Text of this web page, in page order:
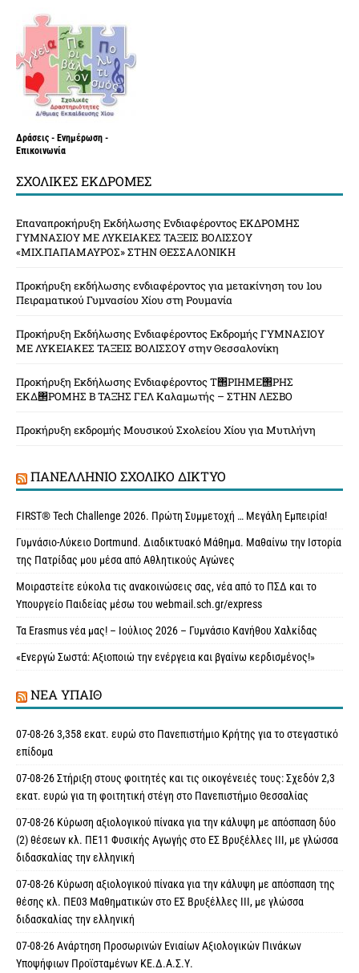
Δράσεις - Ενημέρωση -
Επικοινωνία
ΣΧΟΛΙΚΈΣ ΕΚΔΡΟΜΈΣ
Επαναπροκήρυξη Εκδήλωσης Ενδιαφέροντος ΕΚΔΡΟΜΗΣ
ΓΥΜΝΑΣΙΟΥ ΜΕ ΛΥΚΕΙΑΚΕΣ ΤΑΞΕΙΣ ΒΟΛΙΣΣΟΥ
«ΜΙΧ.ΠΑΠΑΜΑΥΡΟΣ» ΣΤΗΝ ΘΕΣΣΑΛΟΝΙΚΗ
Προκήρυξη εκδήλωσης ενδιαφέροντος για μετακίνηση του 1ου
Πειραματικού Γυμνασίου Χίου στη Ρουμανία
Προκήρυξη Εκδήλωσης Ενδιαφέροντος Εκδρομής ΓΥΜΝΑΣΙΟΥ
ΜΕ ΛΥΚΕΙΑΚΕΣ ΤΑΞΕΙΣ ΒΟΛΙΣΣΟΥ στην Θεσσαλονίκη
Προκήρυξη Εκδήλωσης Ενδιαφέροντος Τ΢ΡΙΗΜΕ΢ΡΗΣ
ΕΚΔ΢ΡΟΜΗΣ Β ΤΑΞΗΣ ΓΕΛ Καλαμωτής – ΣΤΗΝ ΛΕΣΒΟ
Προκήρυξη εκδρομής Μουσικού Σχολείου Χίου για Μυτιλήνη
ΠΑΝΕΛΛΉΝΙΟ ΣΧΟΛΙΚΌ ΔΊΚΤΥΟ
FIRST® Tech Challenge 2026. Πρώτη Συμμετοχή … Μεγάλη Εμπειρία!
Γυμνάσιο-Λύκειο Dortmund. Διαδικτυακό Μάθημα. Μαθαίνω την Ιστορία
της Πατρίδας μου μέσα από Αθλητικούς Αγώνες
Μοιραστείτε εύκολα τις ανακοινώσεις σας, νέα από το ΠΣΔ και το
Υπουργείο Παιδείας μέσω του webmail.sch.gr/express
Τα Erasmus νέα μας! – Ιούλιος 2026 – Γυμνάσιο Κανήθου Χαλκίδας
«Ενεργώ Σωστά: Αξιοποιώ την ενέργεια και βγαίνω κερδισμένος!»
ΝΈΑ ΥΠAΙΘ
07-08-26 3,358 εκατ. ευρώ στο Πανεπιστήμιο Κρήτης για το στεγαστικό
επίδομα
07-08-26 Στήριξη στους φοιτητές και τις οικογένειές τους: Σχεδόν 2,3
εκατ. ευρώ για τη φοιτητική στέγη στο Πανεπιστήμιο Θεσσαλίας
07-08-26 Κύρωση αξιολογικού πίνακα για την κάλυψη με απόσπαση δύο
(2) θέσεων κλ. ΠΕ11 Φυσικής Αγωγής στο ΕΣ Βρυξέλλες ΙΙΙ, με γλώσσα
διδασκαλίας την ελληνική
07-08-26 Κύρωση αξιολογικού πίνακα για την κάλυψη με απόσπαση της
θέσης κλ. ΠΕ03 Μαθηματικών στο ΕΣ Βρυξέλλες ΙΙΙ, με γλώσσα
διδασκαλίας την ελληνική
07-08-26 Ανάρτηση Προσωρινών Ενιαίων Αξιολογικών Πινάκων
Υποψήφιων Προϊσταμένων ΚΕ.Δ.Α.Σ.Υ.